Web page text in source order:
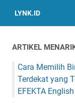
LYNK.ID
ARTIKEL
Cara Memilih
Terdekat yang
EFEKTA